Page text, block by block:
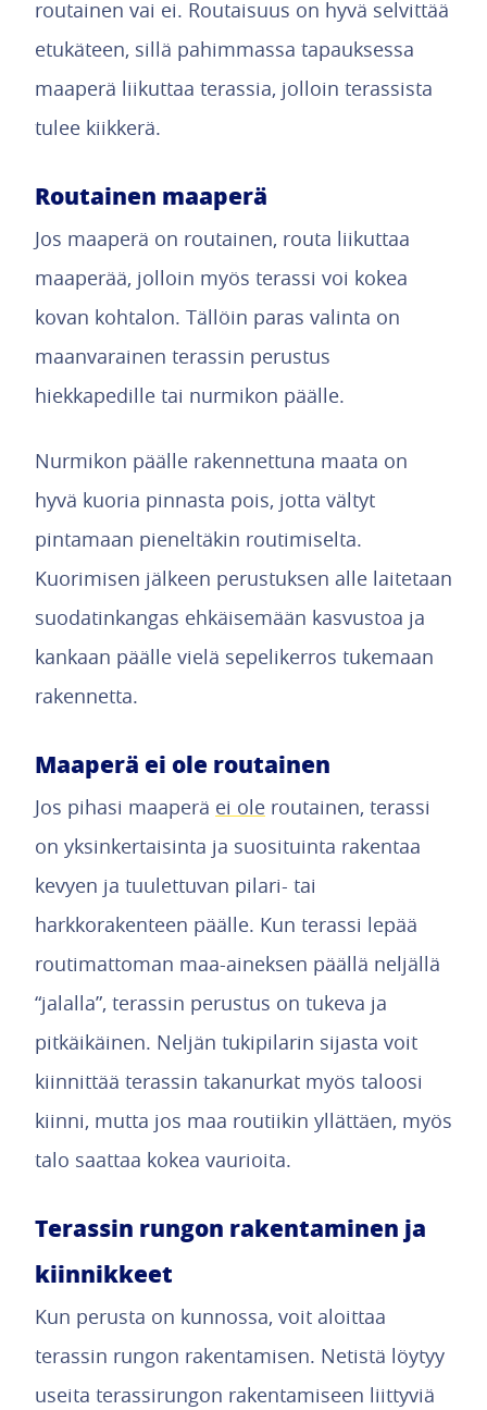
routainen vai ei. Routaisuus on hyvä selvittää
etukäteen, sillä pahimmassa tapauksessa
maaperä liikuttaa terassia, jolloin terassista
tulee kiikkerä.
Routainen maaperä
Jos maaperä on routainen, routa liikuttaa
maaperää, jolloin myös terassi voi kokea
kovan kohtalon. Tällöin paras valinta on
maanvarainen terassin perustus
hiekkapedille tai nurmikon päälle.
Nurmikon päälle rakennettuna maata on
hyvä kuoria pinnasta pois, jotta vältyt
pintamaan pieneltäkin routimiselta.
Kuorimisen jälkeen perustuksen alle laitetaan
suodatinkangas ehkäisemään kasvustoa ja
kankaan päälle vielä sepelikerros tukemaan
rakennetta.
Maaperä ei ole routainen
Jos pihasi maaperä ei ole routainen, terassi
on yksinkertaisinta ja suosituinta rakentaa
kevyen ja tuulettuvan pilari- tai
harkkorakenteen päälle. Kun terassi lepää
routimattoman maa-aineksen päällä neljällä
“jalalla”, terassin perustus on tukeva ja
pitkäikäinen. Neljän tukipilarin sijasta voit
kiinnittää terassin takanurkat myös taloosi
kiinni, mutta jos maa routiikin yllättäen, myös
talo saattaa kokea vaurioita.
Terassin rungon rakentaminen ja
kiinnikkeet
Kun perusta on kunnossa, voit aloittaa
terassin rungon rakentamisen. Netistä löytyy
useita terassirungon rakentamiseen liittyviä